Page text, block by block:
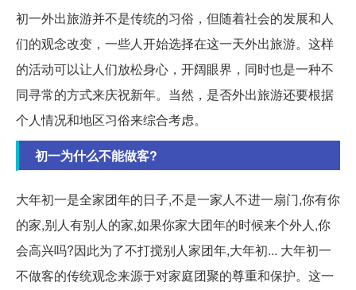
初一外出旅游并不是传统的习俗，但随着社会的发展和人
们的观念改变，一些人开始选择在这一天外出旅游。这样
的活动可以让人们放松身心，开阔眼界，同时也是一种不
同寻常的方式来庆祝新年。当然，是否外出旅游还要根据
个人情况和地区习俗来综合考虑。
初一为什么不能做客?
大年初一是全家团年的日子,不是一家人不进一扇门,你有你
的家,别人有别人的家,如果你家大团年的时候来个外人,你
会高兴吗?因此为了不打搅别人家团年,大年初... 大年初一
不做客的传统观念来源于对家庭团聚的尊重和保护。这一